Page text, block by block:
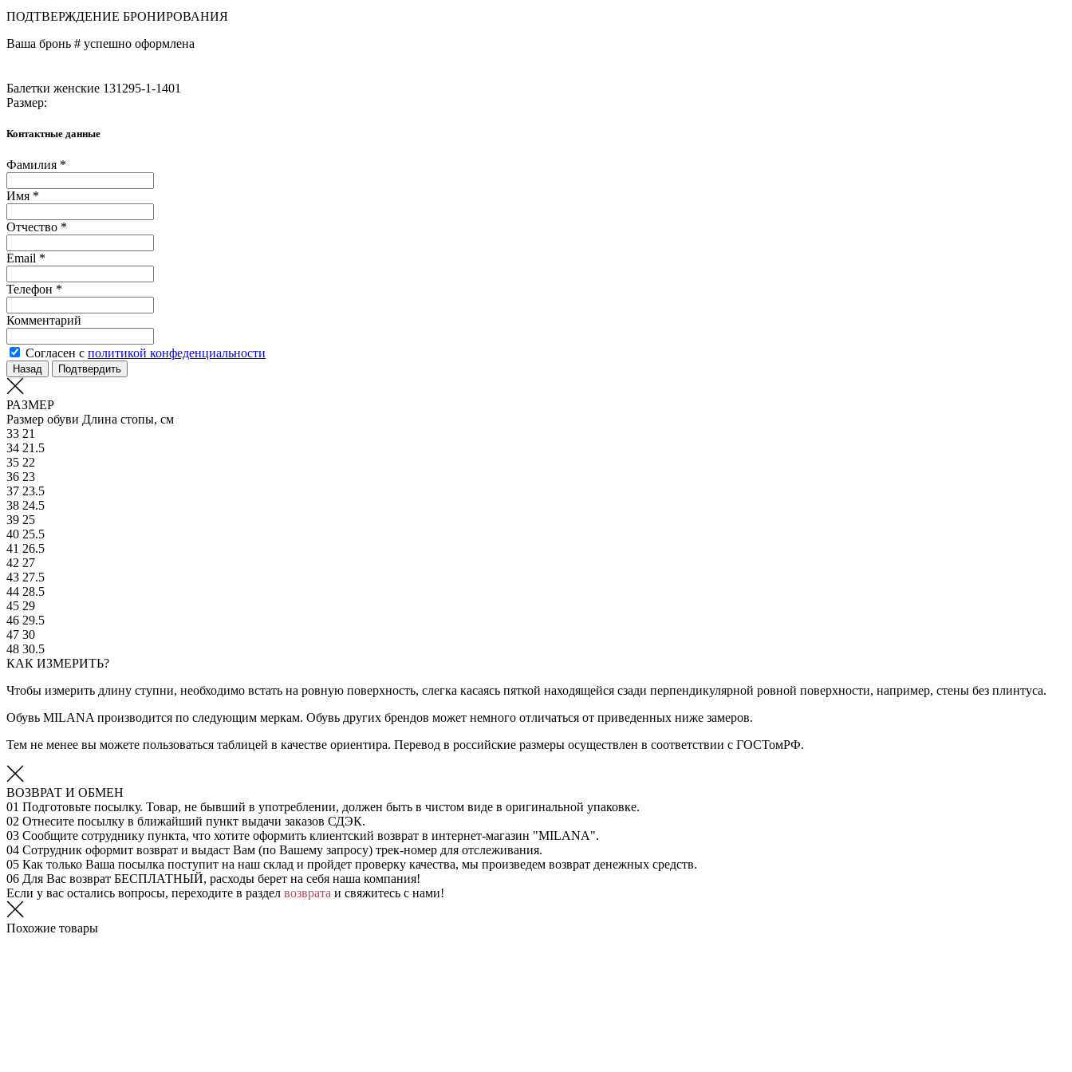
ПОДТВЕРЖДЕНИЕ БРОНИРОВАНИЯ
Ваша бронь # успешно оформлена
Балетки женские 131295-1-1401
Размер:
Контактные данные
Фамилия *
Имя *
Отчество *
Email *
Телефон *
Комментарий
Согласен с политикой конфеденциальности
Назад Подтвердить
РАЗМЕР
Размер обуви Длина стопы, см
33 21
34 21.5
35 22
36 23
37 23.5
38 24.5
39 25
40 25.5
41 26.5
42 27
43 27.5
44 28.5
45 29
46 29.5
47 30
48 30.5
КАК ИЗМЕРИТЬ?
Чтобы измерить длину ступни, необходимо встать на ровную поверхность, слегка касаясь пяткой находящейся сзади перпендикулярной ровной поверхности, например, стены без плинтуса.
Обувь MILANA производится по следующим меркам. Обувь других брендов может немного отличаться от приведенных ниже замеров.
Тем не менее вы можете пользоваться таблицей в качестве ориентира. Перевод в российские размеры осуществлен в соответствии с ГОСТомРФ.
ВОЗВРАТ И ОБМЕН
01 Подготовьте посылку. Товар, не бывший в употреблении, должен быть в чистом виде в оригинальной упаковке.
02 Отнесите посылку в ближайший пункт выдачи заказов СДЭК.
03 Сообщите сотруднику пункта, что хотите оформить клиентский возврат в интернет-магазин "MILANA".
04 Сотрудник оформит возврат и выдаст Вам (по Вашему запросу) трек-номер для отслеживания.
05 Как только Ваша посылка поступит на наш склад и пройдет проверку качества, мы произведем возврат денежных средств.
06 Для Вас возврат БЕСПЛАТНЫЙ, расходы берет на себя наша компания!
Если у вас остались вопросы, переходите в раздел возврата и свяжитесь с нами!
Похожие товары